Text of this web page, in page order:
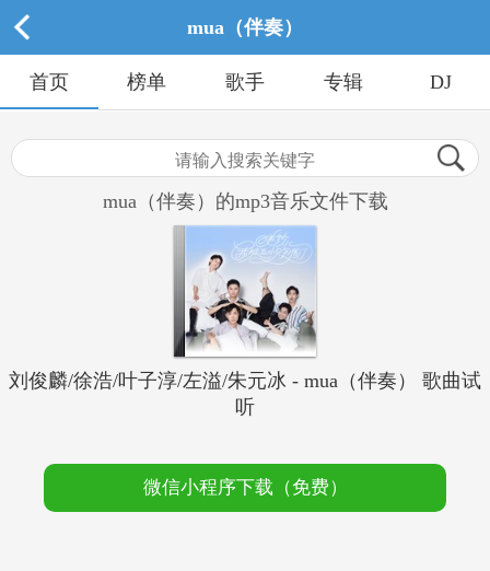
mua（伴奏）
首页 榜单 歌手 专辑 DJ
mua（伴奏）的mp3音乐文件下载
刘俊麟/徐浩/叶子淳/左溢/朱元冰 - mua（伴奏） 歌曲试
听
微信小程序下载（免费）